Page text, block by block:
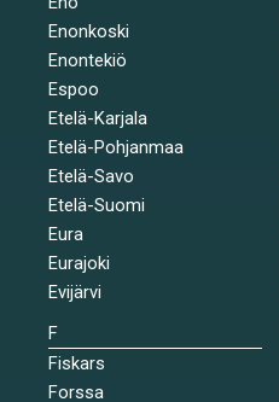
Enonkoski
Enontekiö
Espoo
Etelä-Karjala
Etelä-Pohjanmaa
Etelä-Savo
Etelä-Suomi
Eura
Eurajoki
Evijärvi
F
Fiskars
Forssa